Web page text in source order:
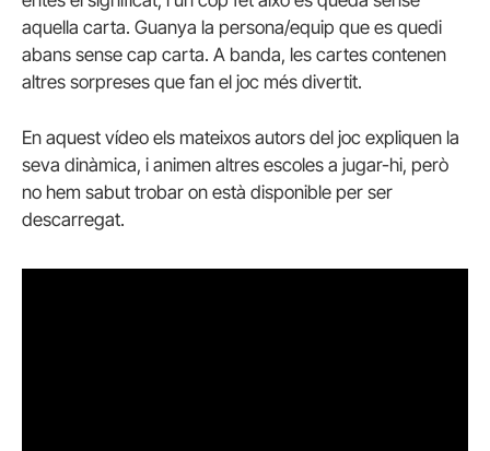
aquella carta. Guanya la persona/equip que es quedi
abans sense cap carta. A banda, les cartes contenen
altres sorpreses que fan el joc més divertit.
En aquest vídeo els mateixos autors del joc expliquen la
seva dinàmica, i animen altres escoles a jugar-hi, però
no hem sabut trobar on està disponible per ser
descarregat.